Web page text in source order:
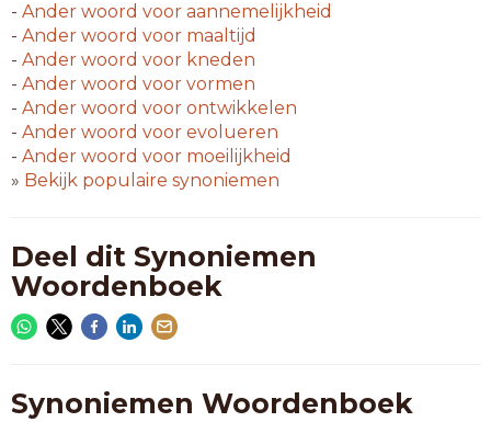
- Ander woord voor aannemelijkheid
- Ander woord voor maaltijd
- Ander woord voor kneden
- Ander woord voor vormen
- Ander woord voor ontwikkelen
- Ander woord voor evolueren
- Ander woord voor moeilijkheid
» Bekijk populaire synoniemen
Deel dit Synoniemen
Woordenboek
Synoniemen Woordenboek